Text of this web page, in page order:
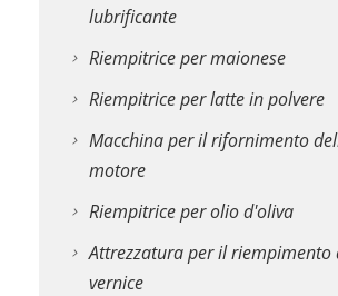
lubrificante
Riempitrice per maionese
Riempitrice per latte in polvere
Macchina per il rifornimento
motore
Riempitrice per olio d'oliva
Attrezzatura per il riempimento
vernice